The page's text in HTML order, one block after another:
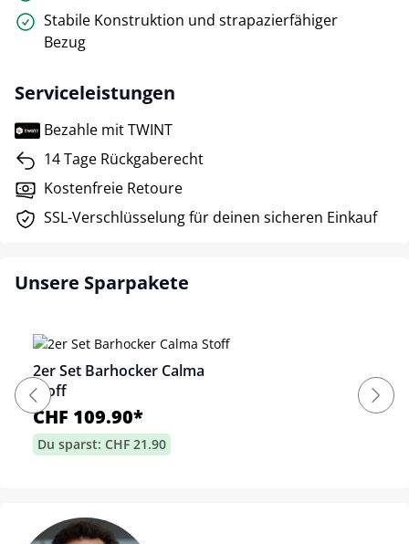
Stabile Konstruktion und strapazierfähiger
Bezug
Serviceleistungen
Bezahle mit TWINT
14 Tage Rückgaberecht
Kostenfreie Retoure
SSL-Verschlüsselung für deinen sicheren Einkauf
Unsere Sparpakete
2er Set Barhocker Calma
Stoff
CHF 109.90*
Du sparst: CHF 21.90